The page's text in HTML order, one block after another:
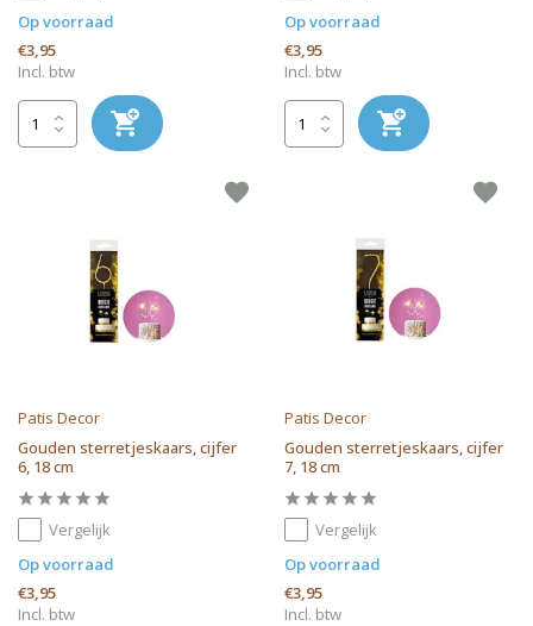
Op voorraad
€3,95
Incl. btw
Op voorraad
€3,95
Incl. btw
Patis Decor
Gouden sterretjeskaars, cijfer
6, 18 cm
Vergelijk
Op voorraad
€3,95
Incl. btw
Patis Decor
Gouden sterretjeskaars, cijfer
7, 18 cm
Vergelijk
Op voorraad
€3,95
Incl. btw